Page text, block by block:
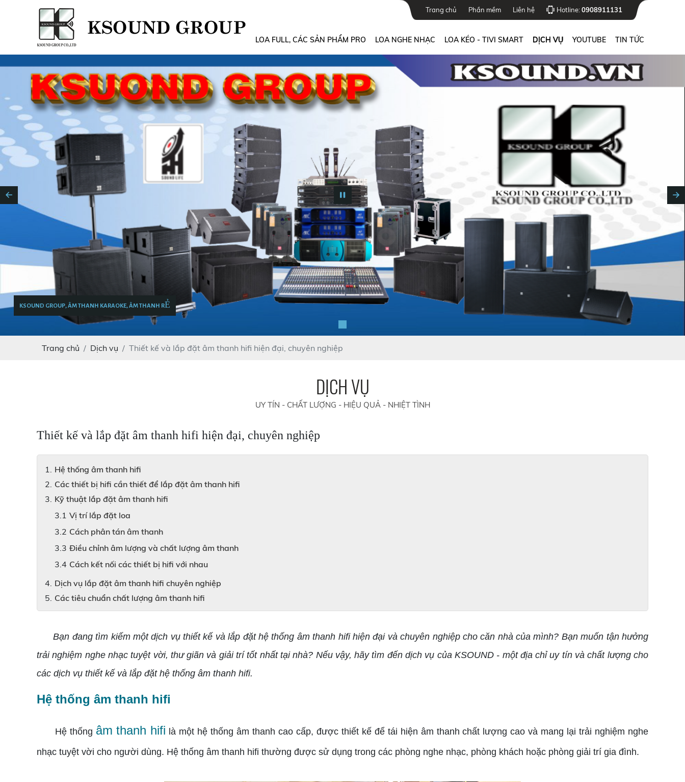
Trang chủ Phần mềm Liên hệ Hotline:0908911131
LOA FULL, CÁC SẢN PHẨM PRO LOA NGHE NHẠC LOA KÉO - TIVI SMART DỊCH VỤ YOUTUBE TIN TỨC
KSOUND GROUP, ÂM THANH KARAOKE, ÂM THANH RẺ
Trang chủ Dịch vụ Thiết kế và lắp đặt âm thanh hifi hiện đại, chuyên nghiệp
DỊCH VỤ
UY TÍN - CHẤT LƯỢNG - HIỆU QUẢ - NHIỆT TÌNH
Thiết kế và lắp đặt âm thanh hifi hiện đại, chuyên nghiệp
Hệ thống âm thanh hifi
Các thiết bị hifi cần thiết để lắp đặt âm thanh hifi
Kỹ thuật lắp đặt âm thanh hifi
Vị trí lắp đặt loa
Cách phân tán âm thanh
Điều chỉnh âm lượng và chất lượng âm thanh
Cách kết nối các thiết bị hifi với nhau
Dịch vụ lắp đặt âm thanh hifi chuyên nghiệp
Các tiêu chuẩn chất lượng âm thanh hifi
Bạn đang tìm kiếm một dịch vụ thiết kế và lắp đặt hệ thống âm thanh hifi hiện đại và chuyên nghiệp cho căn nhà của mình? Bạn muốn tận hưởng
trải nghiệm nghe nhạc tuyệt vời, thư giãn và giải trí tốt nhất tại nhà? Nếu vậy, hãy tìm đến dịch vụ của KSOUND - một địa chỉ uy tín và chất lượng cho
các dịch vụ thiết kế và lắp đặt hệ thống âm thanh hifi.
Hệ thống âm thanh hifi
Hệ thống âm thanh hifi là một hệ thống âm thanh cao cấp, được thiết kế để tái hiện âm thanh chất lượng cao và mang lại trải nghiệm nghe
nhạc tuyệt vời cho người dùng. Hệ thống âm thanh hifi thường được sử dụng trong các phòng nghe nhạc, phòng khách hoặc phòng giải trí gia đình.